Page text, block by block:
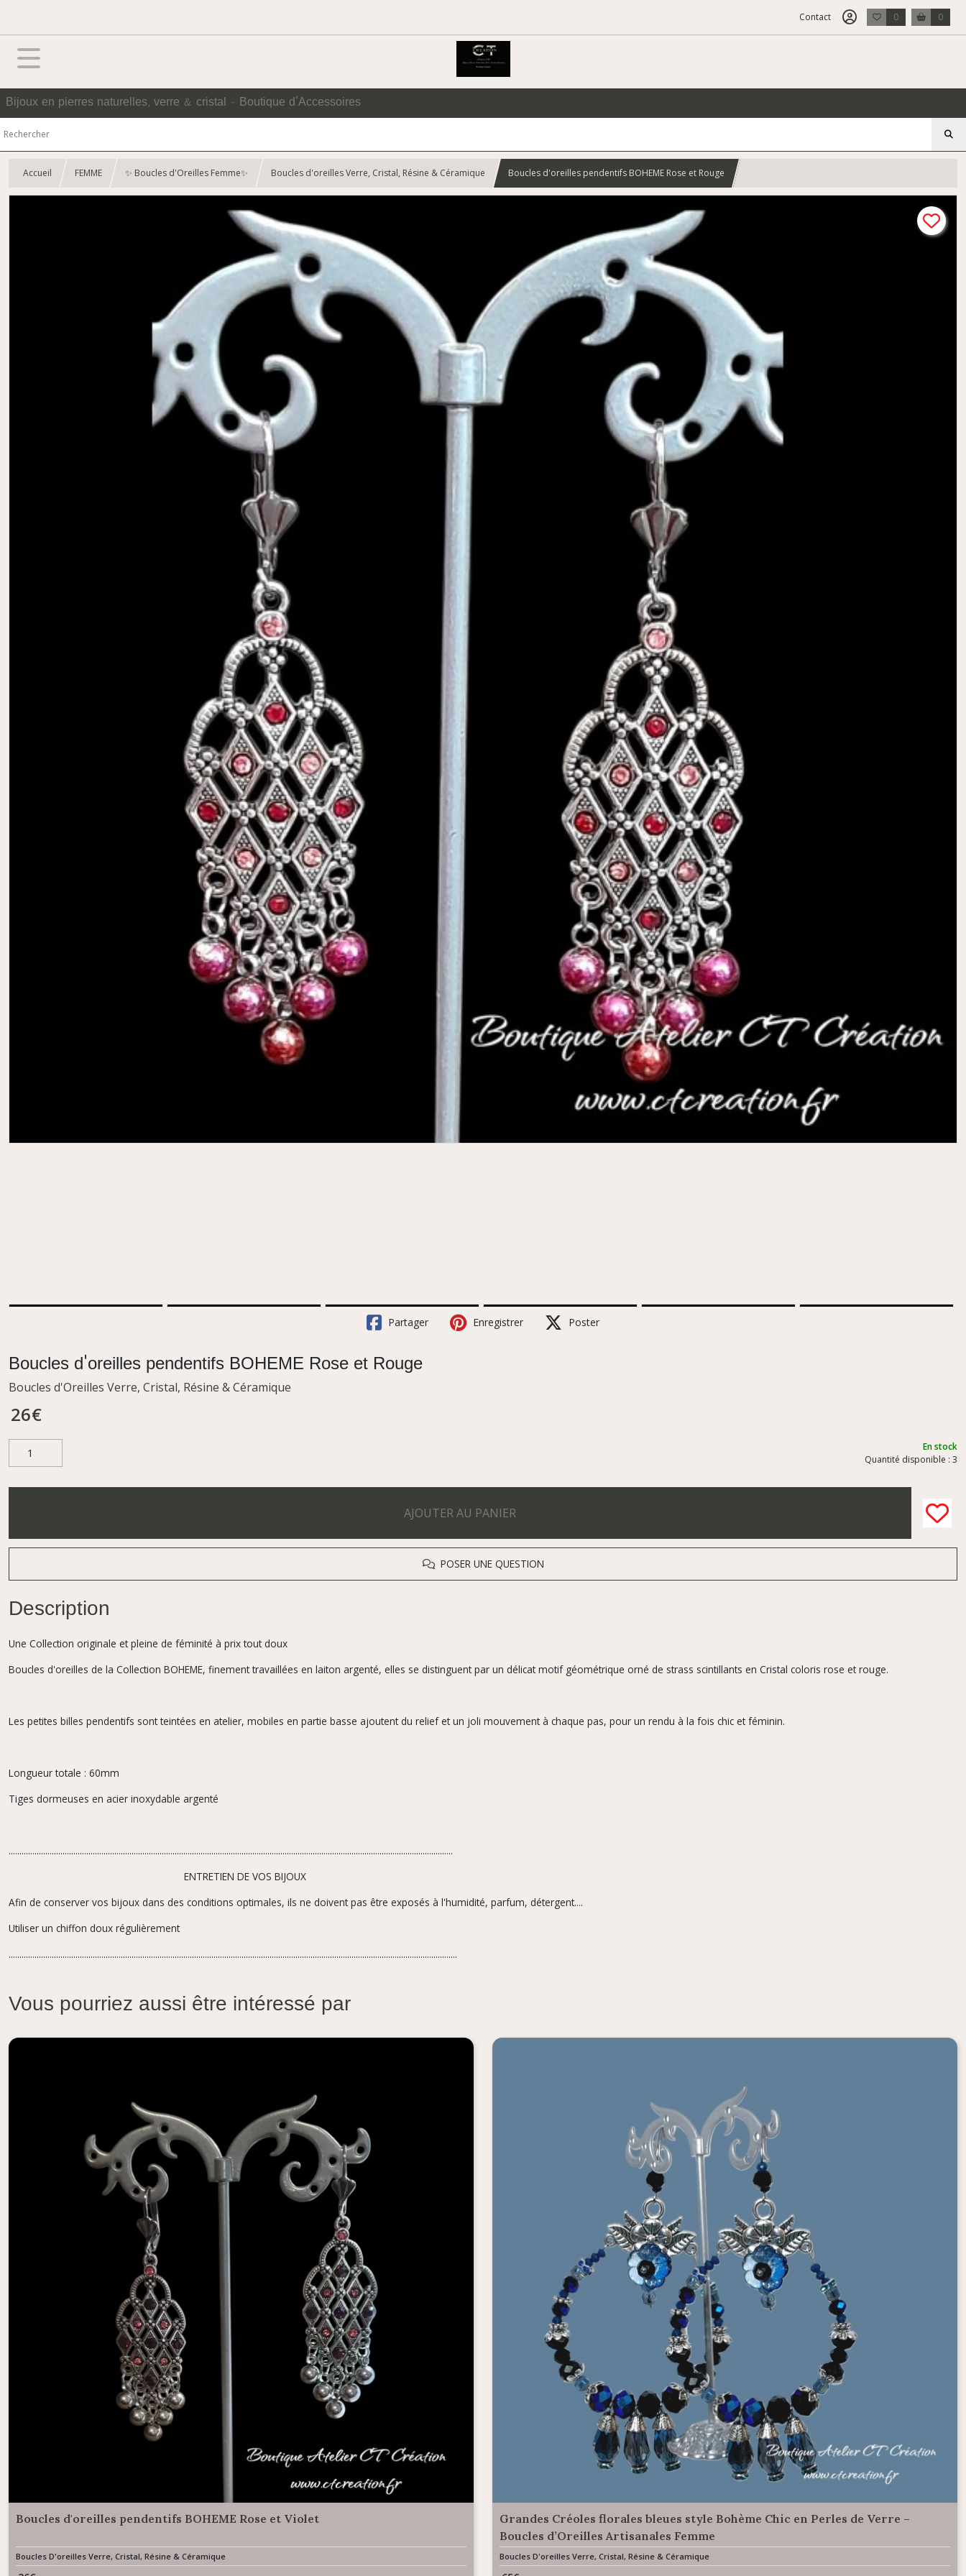
Contact 0 0
Bijoux en pierres naturelles, verre & cristal - Boutique d'Accessoires
Accueil FEMME ✨ Boucles d'Oreilles Femme✨ Boucles d'oreilles Verre, Cristal, Résine & Céramique Boucles d'oreilles pendentifs BOHEME Rose et Rouge
Partager Enregistrer Poster
Boucles d'oreilles pendentifs BOHEME Rose et Rouge
Boucles d'Oreilles Verre, Cristal, Résine & Céramique
26€
En stock
Quantité disponible : 3
AJOUTER AU PANIER
POSER UNE QUESTION
Description
Une Collection originale et pleine de féminité à prix tout doux
Boucles d'oreilles de la Collection BOHEME, finement travaillées en laiton argenté, elles se distinguent par un délicat motif géométrique orné de strass scintillants en Cristal coloris rose et rouge.
Les petites billes pendentifs sont teintées en atelier, mobiles en partie basse ajoutent du relief et un joli mouvement à chaque pas, pour un rendu à la fois chic et féminin.
Longueur totale : 60mm
Tiges dormeuses en acier inoxydable argenté
..............................................................................................................................................................................................................
ENTRETIEN DE VOS BIJOUX
Afin de conserver vos bijoux dans des conditions optimales, ils ne doivent pas être exposés à l'humidité, parfum, détergent....
Utiliser un chiffon doux régulièrement
................................................................................................................................................................................................................
Vous pourriez aussi être intéressé par
Boucles d'oreilles pendentifs BOHEME Rose et Violet
Boucles D'oreilles Verre, Cristal, Résine & Céramique
Grandes Créoles florales bleues style Bohème Chic en Perles de Verre –
Boucles d’Oreilles Artisanales Femme
Boucles D'oreilles Verre, Cristal, Résine & Céramique